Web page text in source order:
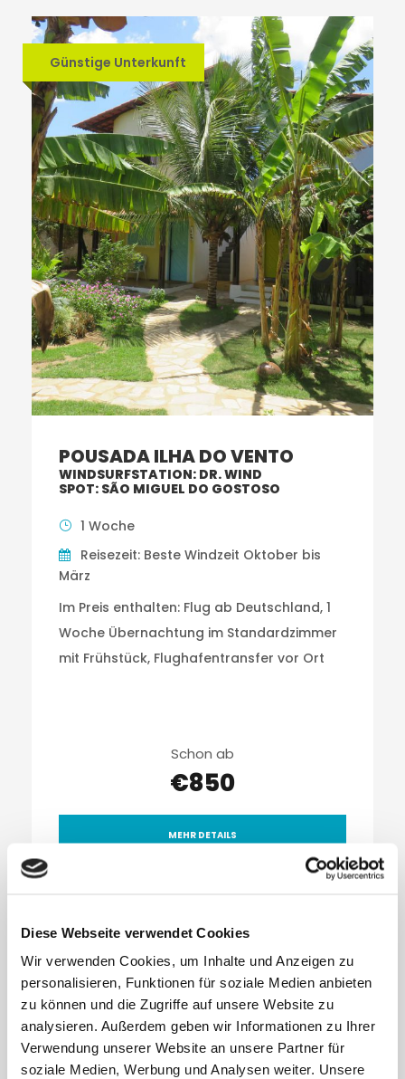
Diese Webseite verwendet Cookies
Wir verwenden Cookies, um Inhalte und Anzeigen zu
personalisieren, Funktionen für soziale Medien anbieten
zu können und die Zugriffe auf unsere Website zu
analysieren. Außerdem geben wir Informationen zu Ihrer
Verwendung unserer Website an unsere Partner für
soziale Medien, Werbung und Analysen weiter. Unsere
Günstige Unterkunft
POUSADA ILHA DO VENTO
WINDSURFSTATION: DR. WIND
SPOT: SÃO MIGUEL DO GOSTOSO
1 Woche
Reisezeit: Beste Windzeit Oktober bis
März
Im Preis enthalten: Flug ab Deutschland, 1
Woche Übernachtung im Standardzimmer
mit Frühstück, Flughafentransfer vor Ort
Schon ab
€850
MEHR DETAILS
Top Wavespot